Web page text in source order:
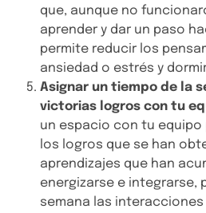
que, aunque no
aprender y dar un paso
permite reducir los
ansiedad o estrés y
Asignar un tiempo de la
victorias logros con tu
un espacio con tu
los logros que se han
aprendizajes que han
energizarse e integrarse,
semana las